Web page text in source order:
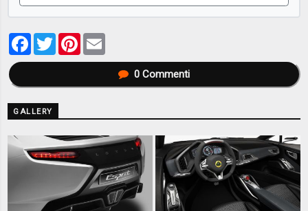
Facebook
TwitterPinterest
0Commenti
GALLERY